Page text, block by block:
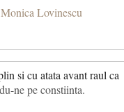
Monica Lovinescu
si cu atata avant raul ca
ne pe constiinta.